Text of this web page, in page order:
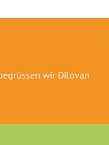
wir Dilovan